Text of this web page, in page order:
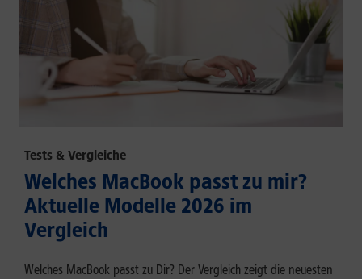
Tests & Vergleiche
Welches MacBook passt zu mir?
Aktuelle Modelle 2026 im
Vergleich
Welches MacBook passt zu Dir? Der Vergleich zeigt die neuesten